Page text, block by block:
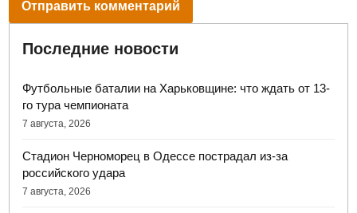
Последние новости
Футбольные баталии на Харьковщине: что ждать от 13-
го тура чемпионата
7 августа, 2026
Стадион Черноморец в Одессе пострадал из-за
российского удара
7 августа, 2026